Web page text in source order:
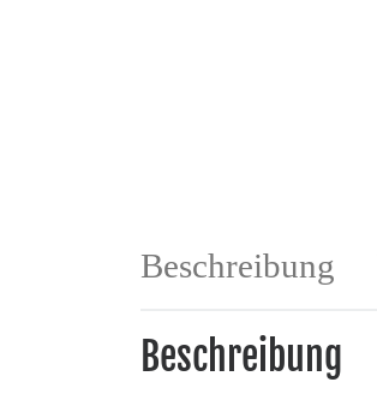
Beschreibung
Beschreibung